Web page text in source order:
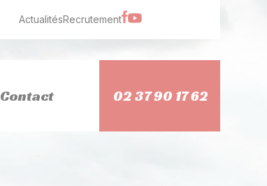
ActualitésRecrutement
Contact 02 37 90 17 62